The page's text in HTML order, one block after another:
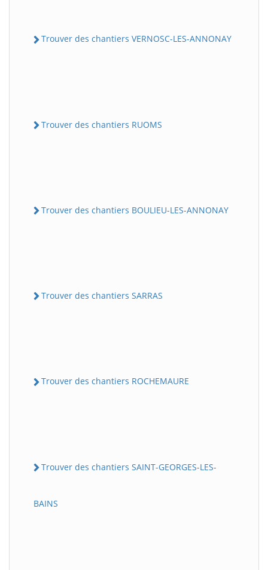
Trouver des chantiers VERNOSC-LES-ANNONAY
Trouver des chantiers RUOMS
Trouver des chantiers BOULIEU-LES-ANNONAY
Trouver des chantiers SARRAS
Trouver des chantiers ROCHEMAURE
Trouver des chantiers SAINT-GEORGES-LES-
BAINS